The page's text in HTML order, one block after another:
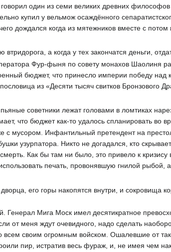
один из семи великих древних философов
купил у вельмож осаждённого
дождался когда из мятежников вместе с
а когда у тех закончатся деньги,
Фур-фыня по совету монахов Шаолиня
бюджет, что принесло империи победу над
из «Десяти тысяч свитков Бронзового
советники лежат головами в ломтиках
что бюджет как-то удалось спланировать во
мусором. Инфантильный претендент на
узурпатора. Никто не догадался, кто
Как бы там ни было, это привело к
печать, провонявшую гнилой
его горы накопятся внутри, и сокровища
Генерал Мига Моск имел десятикратное
от меня ждут очевидного, надо сделать
своим огромным войском. Ошалевшие от
пир, истратив весь фураж, и, не имея чем